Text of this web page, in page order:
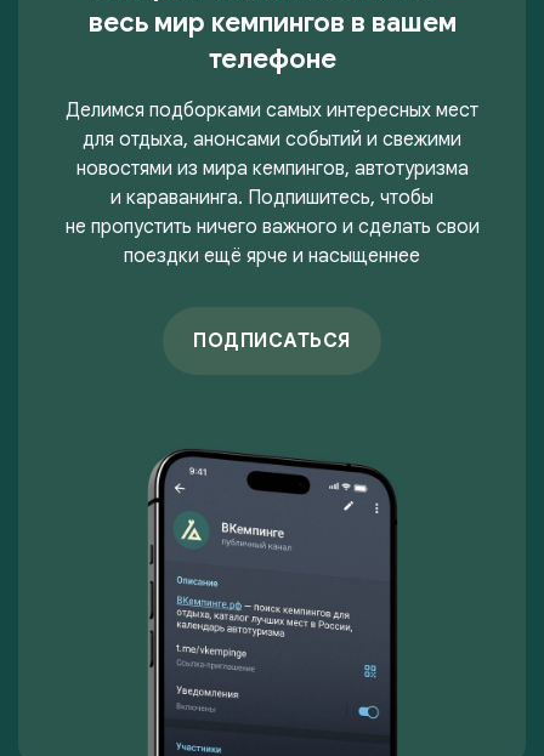
весь мир кемпингов в вашем
телефоне
Делимся подборками самых интересных мест
для отдыха, анонсами событий и свежими
новостями из мира кемпингов, автотуризма
и караванинга. Подпишитесь, чтобы
не пропустить ничего важного и сделать свои
поездки ещё ярче и насыщеннее
ПОДПИСАТЬСЯ